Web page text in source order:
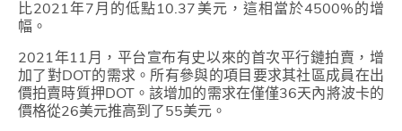
比2021年7月的低點10.37美元，這相當於4500%的增
幅。
2021年11月，平台宣布有史以來的首次平行鏈拍賣，增
加了對DOT的需求。所有參與的項目要求其社區成員在出
價拍賣時質押DOT。該增加的需求在僅僅36天內將波卡的
價格從26美元推高到了55美元。